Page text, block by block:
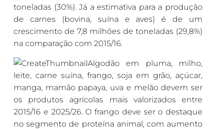
toneladas (30%). Já a estimativa para a produção
de carnes (bovina, suína e aves) é de um
crescimento de 7,8 milhões de toneladas (29,8%)
na comparação com 2015/16.
Algodão em pluma, milho,
leite, carne suína, frango, soja em grão, açúcar,
manga, mamão papaya, uva e melão devem ser
os produtos agrícolas mais valorizados entre
2015/16 e 2025/26. O frango deve ser o destaque
no segmento de proteína animal, com aumento